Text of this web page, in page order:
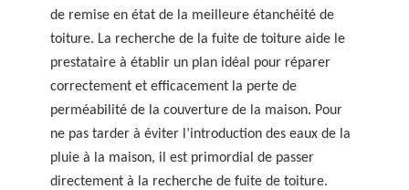
de remise en état de la meilleure étanchéité de
toiture. La recherche de la fuite de toiture aide le
prestataire à établir un plan idéal pour réparer
correctement et efficacement la perte de
perméabilité de la couverture de la maison. Pour
ne pas tarder à éviter l’introduction des eaux de la
pluie à la maison, il est primordial de passer
directement à la recherche de fuite de toiture.